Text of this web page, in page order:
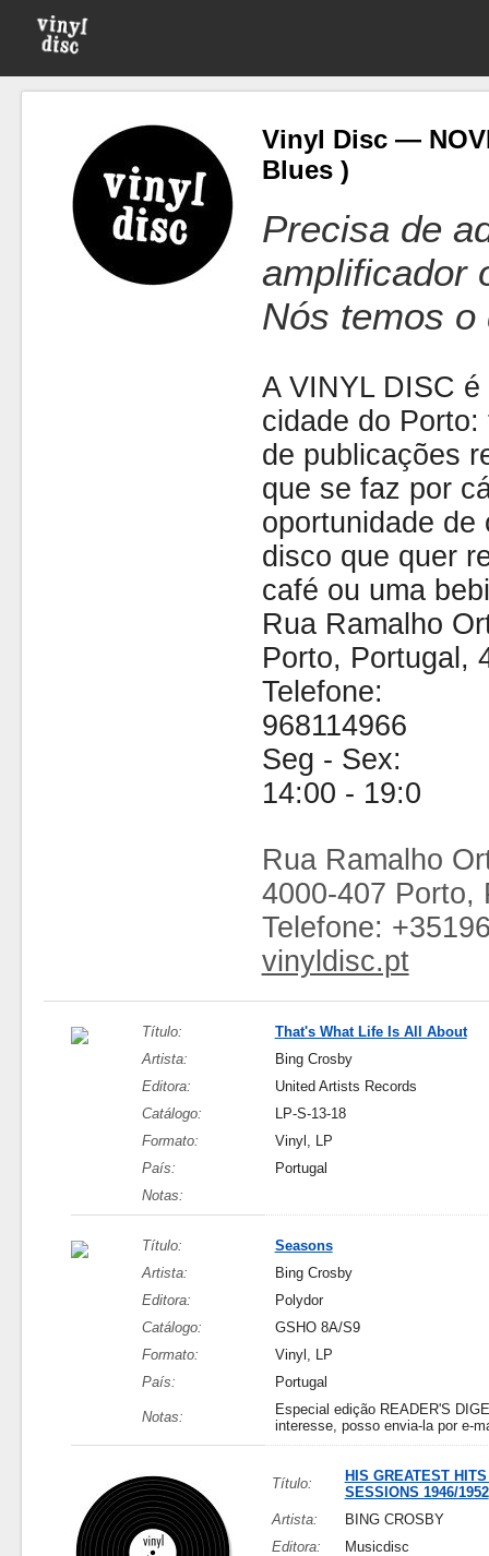
Vinyl Disc —
Blues )
Precisa de
amplificador
Nós temos o
A VINYL DISC
cidade do
de publicações
que se faz por
oportunidade de
disco que quer
café ou uma
Rua Ramalho
Porto, Portugal,
Telefone:
968114966
Seg - Sex:
14:00 - 19:0
Rua Ramalho
4000-407 Porto,
Telefone:
vinyldisc.pt
Título:
That's What Life Is All About
Artista:
Bing Crosby
Editora:
United Artists Records
Catálogo:
LP-S-13-18
Formato:
Vinyl, LP
País:
Portugal
Notas:
Título:
Seasons
Artista:
Bing Crosby
Editora:
Polydor
Catálogo:
GSHO 8A/S9
Formato:
Vinyl, LP
País:
Portugal
Notas:
Especial edição READER'S
interesse, posso envia-la por e-
Título:
HIS GREATEST
SESSIONS 1946/1952
Artista:
BING CROSBY
Editora:
Musicdisc